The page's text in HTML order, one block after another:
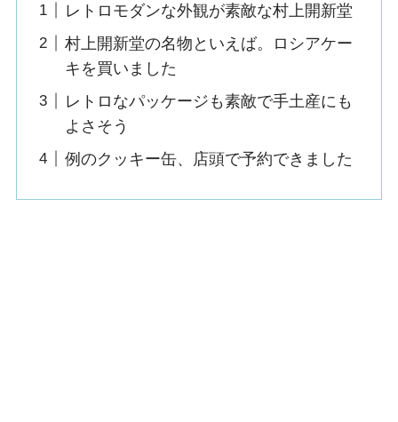
レトロモダンな外観が素敵な村上開新堂
村上開新堂の名物といえば。ロシアケー
キを買いました
レトロなパッケージも素敵で手土産にも
よさそう
例のクッキー缶、店頭で予約できました